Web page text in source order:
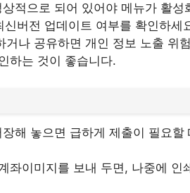
적으로 되어 있어야 메뉴가 활성
버전 업데이트 여부를 확인하세
나 공유하면 개인 정보 노출 위
하는 것이 좋습니다.
해 놓으면 급하게 제출이 필요할
좌이미지를 보내 두면, 나중에 인